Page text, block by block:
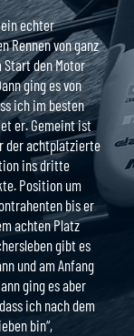
echter
Rennen von ganz
Start den Motor
ging es von
ich im besten
er. Gemeint ist
der achtplatzierte
ins dritte
Position um
bis er
achten Platz
gibt es
und am Anfang
ging es aber
ich nach dem
bin“,